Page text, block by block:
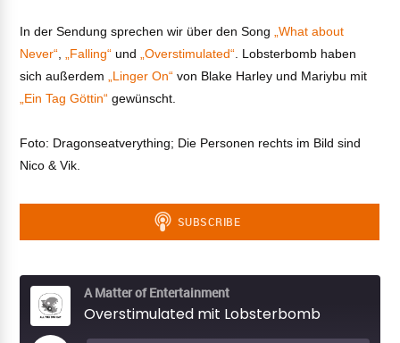
In der Sendung sprechen wir über den Song„What about
Never“,„Falling“ und„Overstimulated“. Lobsterbomb haben
sich außerdem„Linger On“ von Blake Harley und Mariybu mit
„Ein Tag Göttin“gewünscht.
Foto: Dragonseatverything; Die Personen rechts im Bild sind
Nico & Vik.
A Matter of Entertainment
Overstimulated mit Lobsterbomb